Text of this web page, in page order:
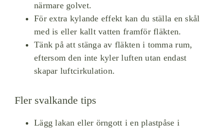
närmare golvet.
För extra kylande effekt kan du ställa en skål
med is eller kallt vatten framför fläkten.
Tänk på att stänga av fläkten i tomma rum,
eftersom den inte kyler luften utan endast
skapar luftcirkulation.
Fler svalkande tips
Lägg lakan eller örngott i en plastpåse i